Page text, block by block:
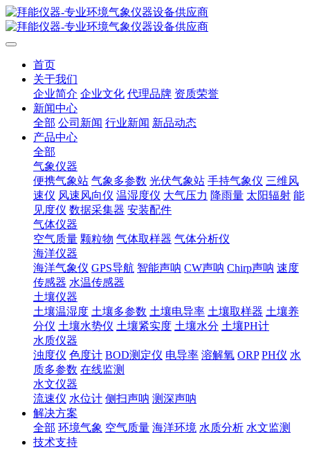
首页
关于我们
企业简介 企业文化 代理品牌 资质荣誉
新闻中心
全部 公司新闻 行业新闻 新品动态
产品中心
全部
气象仪器
便携气象站 气象多参数 光伏气象站 手持气象仪 三维风
速仪 风速风向仪 温湿度仪 大气压力 降雨量 太阳辐射 能
见度仪 数据采集器 安装配件
气体仪器
空气质量 颗粒物 气体取样器 气体分析仪
海洋仪器
海洋气象仪 GPS导航 智能声呐 CW声呐 Chirp声呐 速度
传感器 水温传感器
土壤仪器
土壤温湿度 土壤多参数 土壤电导率 土壤取样器 土壤养
分仪 土壤水势仪 土壤紧实度 土壤水分 土壤PH计
水质仪器
浊度仪 色度计 BOD测定仪 电导率 溶解氧 ORP PH仪 水
质多参数 在线监测
水文仪器
流速仪 水位计 侧扫声呐 测深声呐
解决方案
全部 环境气象 空气质量 海洋环境 水质分析 水文监测
技术支持